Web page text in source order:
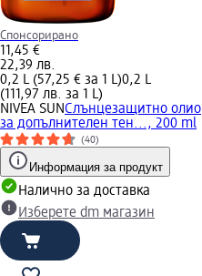
Спонсорирано
11,45 €
22,39 лв.
0,2 L (57,25 € за 1 L)0,2 L
(111,97 лв. за 1 L)
NIVEA SUNСлънцезащитно олио
за допълнителен тен..., 200 ml
(40)
Информация за продукт
Налично за доставка
Изберете dm магазин